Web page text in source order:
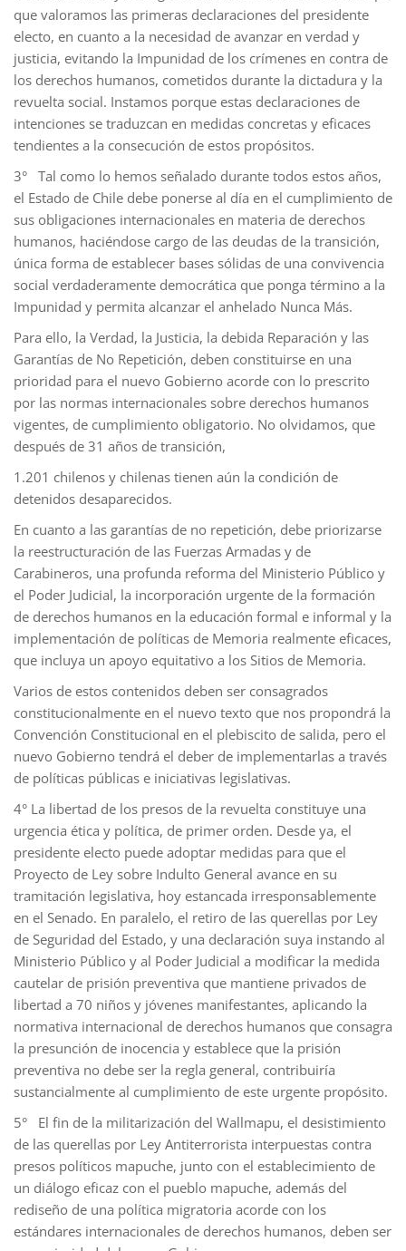
que valoramos las primeras declaraciones del presidente
electo, en cuanto a la necesidad de avanzar en verdad y
justicia, evitando la Impunidad de los crímenes en contra de
los derechos humanos, cometidos durante la dictadura y la
revuelta social. Instamos porque estas declaraciones de
intenciones se traduzcan en medidas concretas y eficaces
tendientes a la consecución de estos propósitos.
3° Tal como lo hemos señalado durante todos estos años,
el Estado de Chile debe ponerse al día en el cumplimiento de
sus obligaciones internacionales en materia de derechos
humanos, haciéndose cargo de las deudas de la transición,
única forma de establecer bases sólidas de una convivencia
social verdaderamente democrática que ponga término a la
Impunidad y permita alcanzar el anhelado Nunca Más.
Para ello, la Verdad, la Justicia, la debida Reparación y las
Garantías de No Repetición, deben constituirse en una
prioridad para el nuevo Gobierno acorde con lo prescrito
por las normas internacionales sobre derechos humanos
vigentes, de cumplimiento obligatorio. No olvidamos, que
después de 31 años de transición,
1.201 chilenos y chilenas tienen aún la condición de
detenidos desaparecidos.
En cuanto a las garantías de no repetición, debe priorizarse
la reestructuración de las Fuerzas Armadas y de
Carabineros, una profunda reforma del Ministerio Público y
el Poder Judicial, la incorporación urgente de la formación
de derechos humanos en la educación formal e informal y la
implementación de políticas de Memoria realmente eficaces,
que incluya un apoyo equitativo a los Sitios de Memoria.
Varios de estos contenidos deben ser consagrados
constitucionalmente en el nuevo texto que nos propondrá la
Convención Constitucional en el plebiscito de salida, pero el
nuevo Gobierno tendrá el deber de implementarlas a través
de políticas públicas e iniciativas legislativas.
4° La libertad de los presos de la revuelta constituye una
urgencia ética y política, de primer orden. Desde ya, el
presidente electo puede adoptar medidas para que el
Proyecto de Ley sobre Indulto General avance en su
tramitación legislativa, hoy estancada irresponsablemente
en el Senado. En paralelo, el retiro de las querellas por Ley
de Seguridad del Estado, y una declaración suya instando al
Ministerio Público y al Poder Judicial a modificar la medida
cautelar de prisión preventiva que mantiene privados de
libertad a 70 niños y jóvenes manifestantes, aplicando la
normativa internacional de derechos humanos que consagra
la presunción de inocencia y establece que la prisión
preventiva no debe ser la regla general, contribuiría
sustancialmente al cumplimiento de este urgente propósito.
5° El fin de la militarización del Wallmapu, el desistimiento
de las querellas por Ley Antiterrorista interpuestas contra
presos políticos mapuche, junto con el establecimiento de
un diálogo eficaz con el pueblo mapuche, además del
rediseño de una política migratoria acorde con los
estándares internacionales de derechos humanos, deben ser